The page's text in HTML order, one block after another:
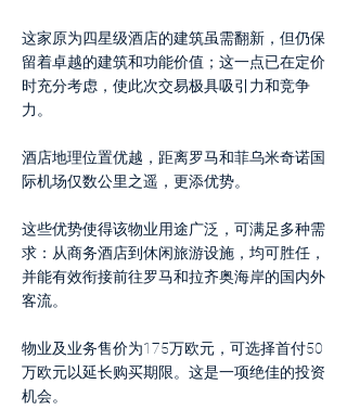
这家原为四星级酒店的建筑虽需翻新，但仍保
留着卓越的建筑和功能价值；这一点已在定价
时充分考虑，使此次交易极具吸引力和竞争
力。
酒店地理位置优越，距离罗马和菲乌米奇诺国
际机场仅数公里之遥，更添优势。
这些优势使得该物业用途广泛，可满足多种需
求：从商务酒店到休闲旅游设施，均可胜任，
并能有效衔接前往罗马和拉齐奥海岸的国内外
客流。
物业及业务售价为175万欧元，可选择首付50
万欧元以延长购买期限。这是一项绝佳的投资
机会。